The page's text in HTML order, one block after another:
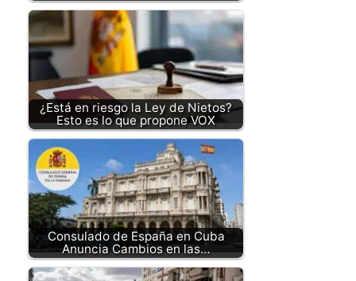
¿Está en riesgo la Ley de Nietos?
Esto es lo que propone VOX
Consulado de España en Cuba
Anuncia Cambios en las…